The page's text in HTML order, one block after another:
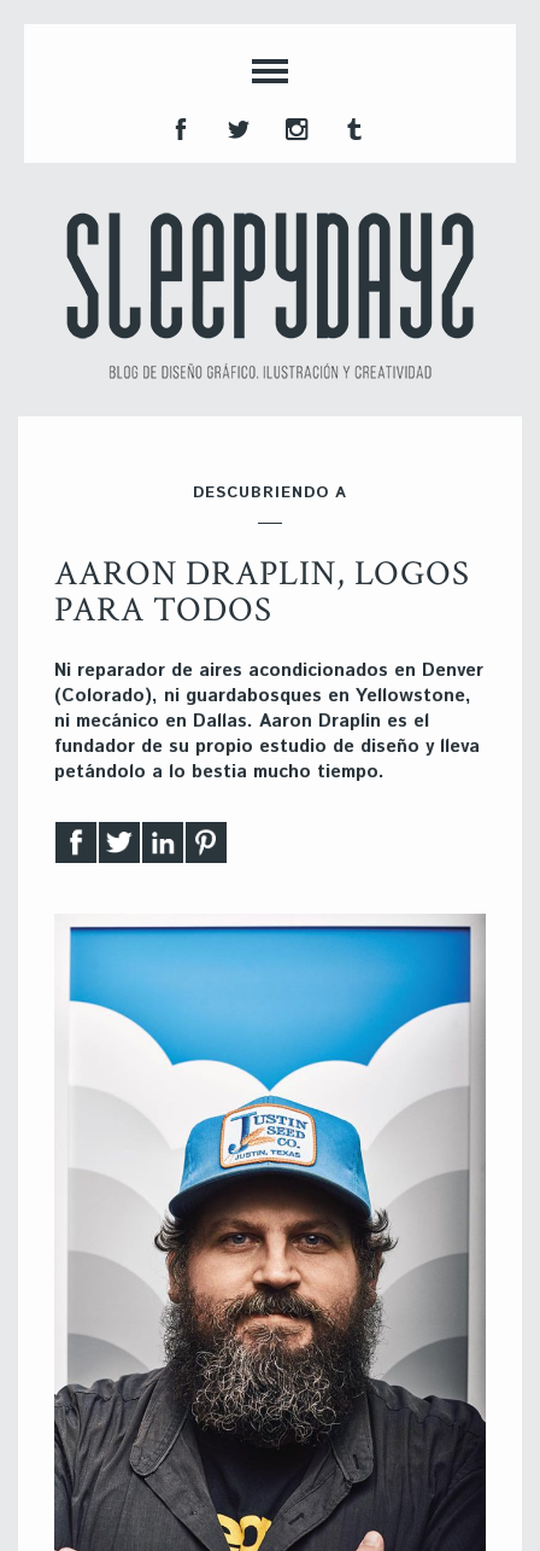
DESCUBRIENDO A
AARON DRAPLIN, LOGOS
PARA TODOS
Ni reparador de aires acondicionados en Denver
(Colorado), ni guardabosques en Yellowstone,
ni mecánico en Dallas. Aaron Draplin es el
fundador de su propio estudio de diseño y lleva
petándolo a lo bestia mucho tiempo.